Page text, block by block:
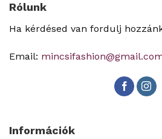
Rólunk
Ha kérdésed van fordulj
Email:
Információk